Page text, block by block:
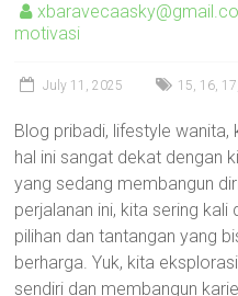
motivasi
July 11, 2025 15, 16, 17
Blog pribadi, lifestyle wanita,
hal ini sangat dekat dengan
yang sedang membangun
perjalanan ini, kita sering
pilihan dan tantangan yang
berharga. Yuk, kita
sendiri dan membangun